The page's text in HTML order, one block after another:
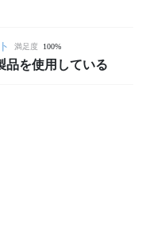
満足度 100%
品を使用している